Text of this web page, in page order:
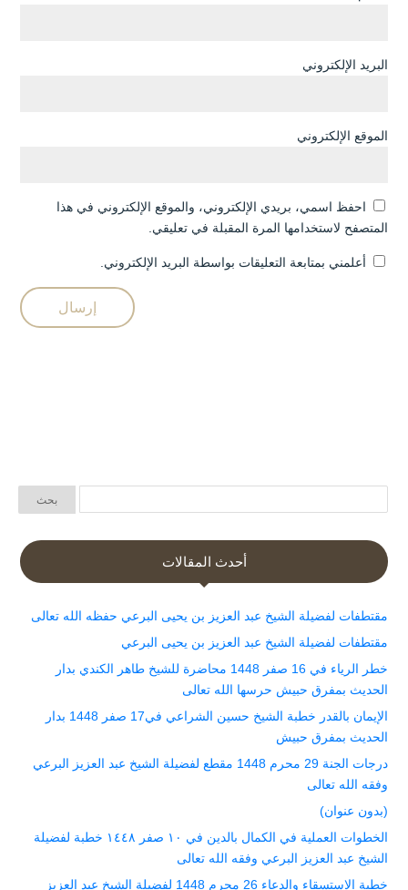
البريد الإلكتروني
الموقع الإلكتروني
احفظ اسمي، بريدي الإلكتروني، والموقع الإلكتروني في هذا
المتصفح لاستخدامها المرة المقبلة في تعليقي.
أعلمني بمتابعة التعليقات بواسطة البريد الإلكتروني.
أحدث المقالات
مقتطفات لفضيلة الشيخ عبد العزيز بن يحيى البرعي حفظه الله تعالى
مقتطفات لفضيلة الشيخ عبد العزيز بن يحيى البرعي
خطر الرياء في 16 صفر 1448 محاضرة للشيخ طاهر الكندي بدار
الحديث بمفرق حبيش حرسها الله تعالى
الإيمان بالقدر خطبة الشيخ حسين الشراعي في17 صفر 1448 بدار
الحديث بمفرق حبيش
درجات الجنة 29 محرم 1448 مقطع لفضيلة الشيخ عبد العزيز البرعي
وفقه الله تعالى
(بدون عنوان)
الخطوات العملية في الكمال بالدين في ١٠ صفر ١٤٤٨ خطبة لفضيلة
الشيخ عبد العزيز البرعي وفقه الله تعالى
خطبة الاستسقاء والدعاء 26 محرم 1448 لفضيلة الشيخ عبد العزيز